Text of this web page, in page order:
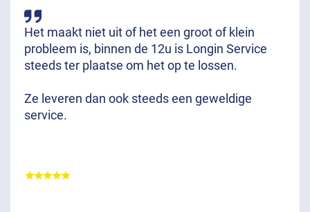
Het maakt niet uit of het een groot of klein
probleem is, binnen de 12u is Longin Service
steeds ter plaatse om het op te lossen.
Ze leveren dan ook steeds een geweldige
service.